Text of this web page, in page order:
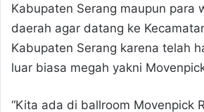
Kabupaten Serang maupun para
daerah agar datang ke
Kabupaten Serang karena telah
luar biasa megah yakni
“Kita ada di ballroom Movenpick